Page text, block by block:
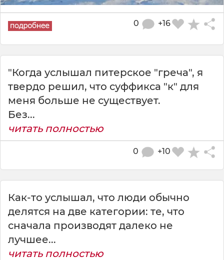
+16
0
"Когда услышал питерское "греча", я
твердо решил, что суффикса "к" для
меня больше не существует.
Без...
читать полностью
+10
0
Как-то услышал, что люди обычно
делятся на две категории: те, что
сначала производят далеко не
лучшее...
читать полностью